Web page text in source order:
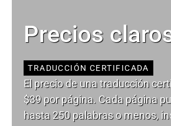
Precios
TRADUCCIÓN CERTIFICADA
El precio de una traducción
$39 por página. Cada página
hasta 250 palabras o menos,